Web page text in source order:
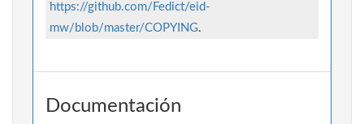
https://github.com/Fedict/eid-
mw/blob/master/COPYING.
Documentación